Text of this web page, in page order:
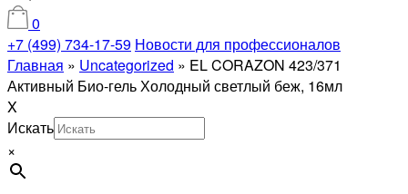
0
+7 (499) 734-17-59 Новости для профессионалов
Главная » Uncategorized » EL CORAZON 423/371
Активный Био-гель Холодный светлый беж, 16мл
X
Искать
×